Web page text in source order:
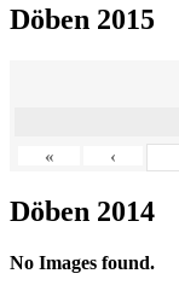
Döben 2015
« ‹
Döben 2014
No Images found.